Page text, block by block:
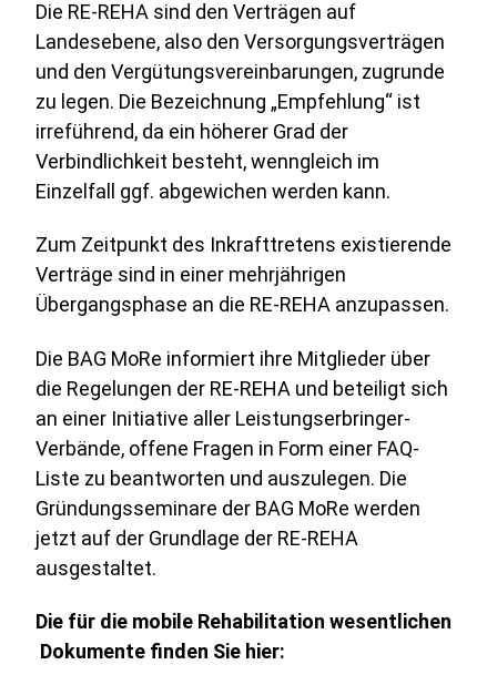
Die RE-REHA sind den Verträgen auf
Landesebene, also den Versorgungsverträgen
und den Vergütungsvereinbarungen, zugrunde
zu legen. Die Bezeichnung „Empfehlung“ ist
irreführend, da ein höherer Grad der
Verbindlichkeit besteht, wenngleich im
Einzelfall ggf. abgewichen werden kann.
Zum Zeitpunkt des Inkrafttretens existierende
Verträge sind in einer mehrjährigen
Übergangsphase an die RE-REHA anzupassen.
Die BAG MoRe informiert ihre Mitglieder über
die Regelungen der RE-REHA und beteiligt sich
an einer Initiative aller Leistungserbringer-
Verbände, offene Fragen in Form einer FAQ-
Liste zu beantworten und auszulegen. Die
Gründungsseminare der BAG MoRe werden
jetzt auf der Grundlage der RE-REHA
ausgestaltet.
Die für die mobile Rehabilitation wesentlichen
Dokumente finden Sie hier: